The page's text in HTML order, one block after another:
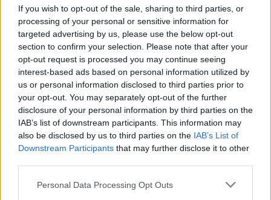
If you wish to opt-out of the sale, sharing to third parties, or
processing of your personal or sensitive information for
targeted advertising by us, please use the below opt-out
section to confirm your selection. Please note that after your
opt-out request is processed you may continue seeing
interest-based ads based on personal information utilized by
us or personal information disclosed to third parties prior to
your opt-out. You may separately opt-out of the further
disclosure of your personal information by third parties on the
IAB’s list of downstream participants. This information may
also be disclosed by us to third parties on the IAB’s List of
Downstream Participants that may further disclose it to other
Please note that this website/app uses one or more Google
Personal Data Processing Opt Outs
runenivå 89 när den här videon spelades in. Jag är
inte riktigt säker på om det generellt anses
lämpligt, men spelets svårighetsgrad verkar rimlig
för mig – jag vill ha den perfekta nivån som inte är
förvirrande i lätt läge, men inte heller så svår att jag
kommer att vara fast vid samma boss i timmar ;-)
Om du gillade den här videon, kan du överväga att
vara helt fantastisk genom att gilla och
prenumerera påYouTube:-)
Fan art inspirerad av den här
bossfighten